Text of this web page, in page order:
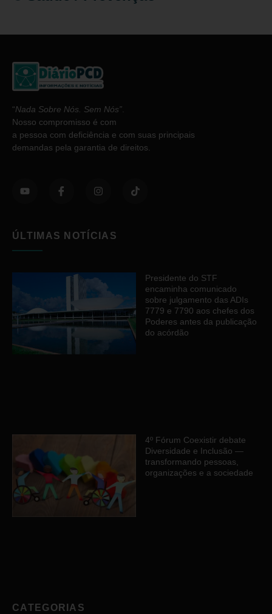
“Nada Sobre Nós. Sem Nós”
Nosso compromisso é com
a pessoa com deficiência e com suas principais
demandas pela garantia de direitos.
ÚLTIMAS NOTÍCIAS
Presidente do STF
encaminha comunicado
sobre julgamento das ADIs
7779 e 7790 aos chefes dos
Poderes antes da publicação
do acórdão
4º Fórum Coexistir debate
Diversidade e Inclusão —
transformando pessoas,
organizações e a sociedade
CATEGORIAS